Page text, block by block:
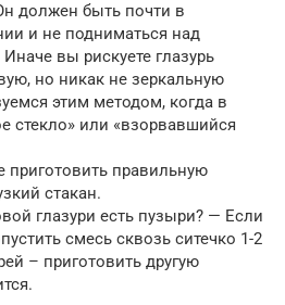
должен быть почти в
и не подниматься над
вы рискуете глазурь
но никак не зеркальную
этим методом, когда в
стекло» или «взорвавшийся
приготовить правильную
стакан.
глазури есть пузыри? — Если
смесь сквозь ситечко 1-2
– приготовить другую